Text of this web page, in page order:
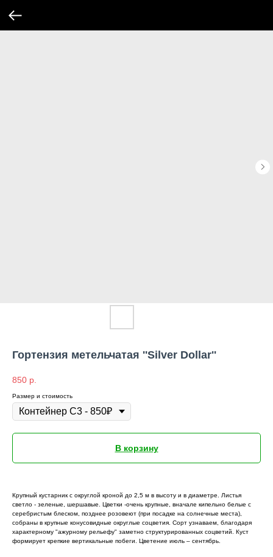
Гортензия метельчатая ''Silver Dollar''
850 р.
Размер и стоимость
В корзину
Крупный кустарник с округлой кроной до 2,5 м в высоту и в диаметре. Листья
светло - зеленые, шершавые. Цветки -очень крупные, вначале кипельно белые с
серебристым блеском, позднее розовеют (при посадке на солнечные места),
собраны в крупные конусовидные округлые соцветия. Сорт узнаваем, благодаря
характерному "ажурному рельефу" заметно структурированных соцветий. Куст
формирует крепкие вертикальные побеги. Цветение июль – сентябрь.